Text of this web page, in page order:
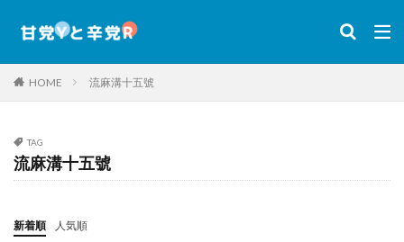
HOME 流麻溝十五號
TAG
流麻溝十五號
新着順 人気順